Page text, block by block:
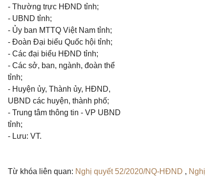
- Thường trực HĐND tỉnh;
- UBND tỉnh;
- Ủy ban MTTQ Việt Nam tỉnh;
- Đoàn Đại biểu Quốc hội tỉnh;
- Các đại biểu HĐND tỉnh;
- Các sở, ban, ngành, đoàn thể
tỉnh;
- Huyện ủy, Thành ủy, HĐND,
UBND các huyện, thành phố;
- Trung tâm thông tin - VP UBND
tỉnh;
- Lưu: VT.
Từ khóa liên quan: Nghị quyết 52/2020/NQ-HĐND , Nghị